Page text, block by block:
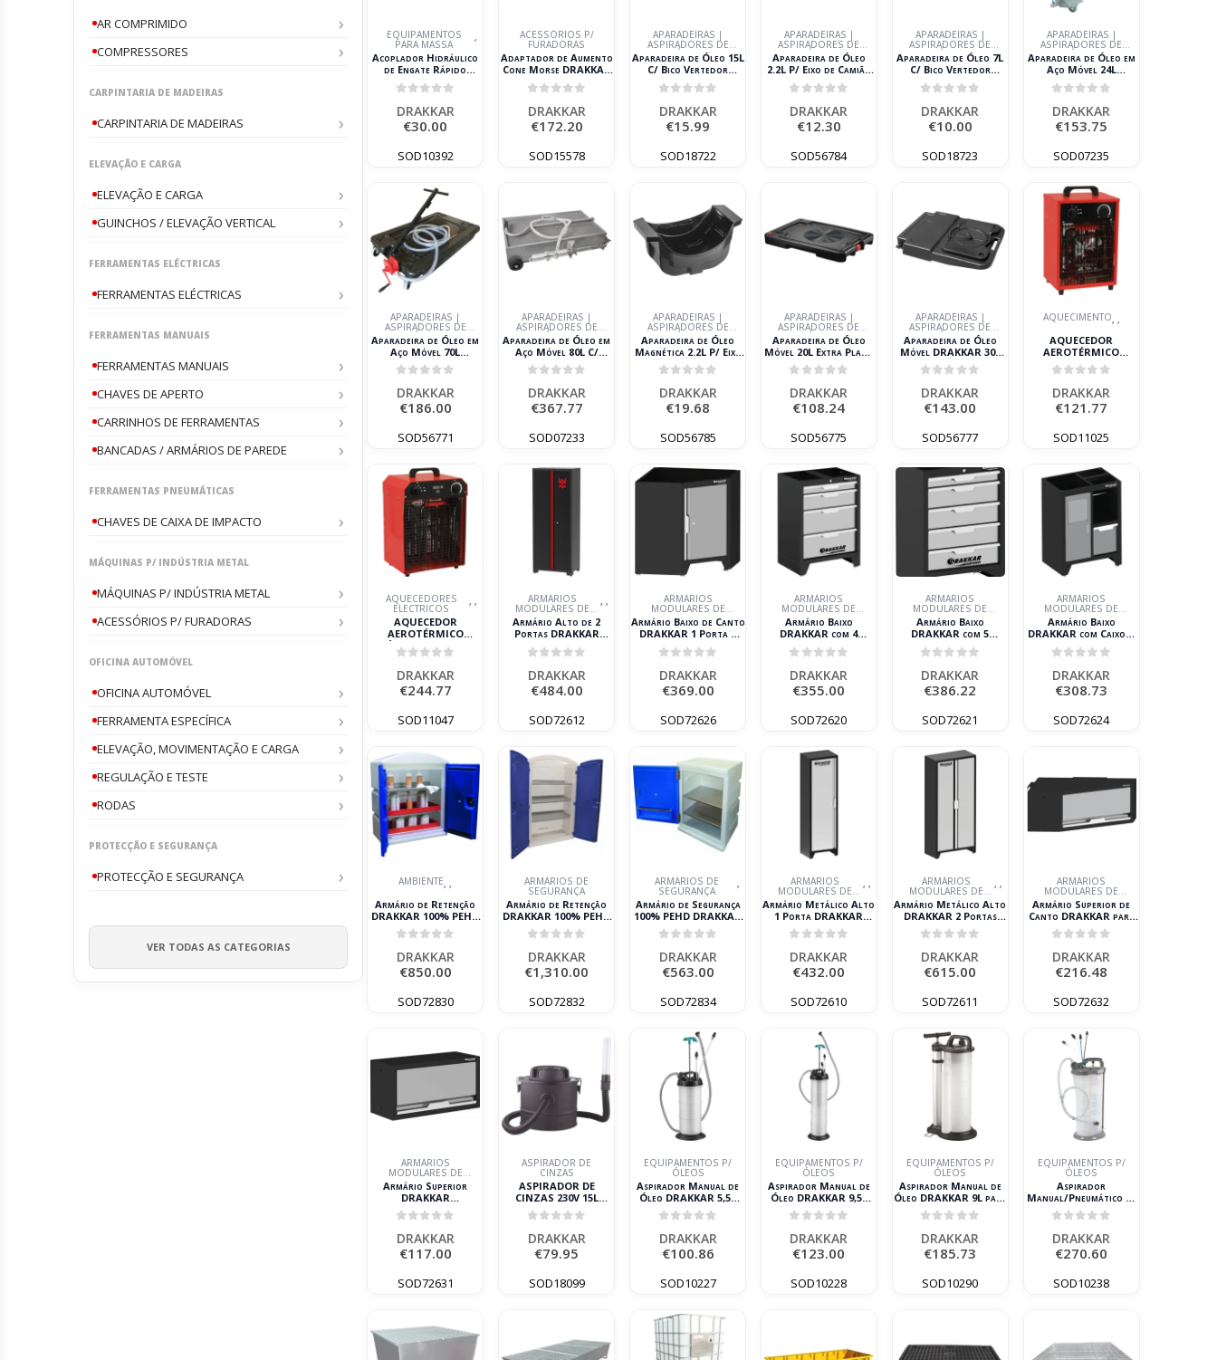
AR COMPRIMIDO
COMPRESSORES
CARPINTARIA DE MADEIRAS
CARPINTARIA DE MADEIRAS
ELEVAÇÃO E CARGA
ELEVAÇÃO E CARGA
GUINCHOS / ELEVAÇÃO VERTICAL
FERRAMENTAS ELÉCTRICAS
FERRAMENTAS ELÉCTRICAS
FERRAMENTAS MANUAIS
FERRAMENTAS MANUAIS
CHAVES DE APERTO
CARRINHOS DE FERRAMENTAS
BANCADAS / ARMÁRIOS DE PAREDE
FERRAMENTAS PNEUMÁTICAS
CHAVES DE CAIXA DE IMPACTO
MÁQUINAS P/ INDÚSTRIA METAL
MÁQUINAS P/ INDÚSTRIA METAL
ACESSÓRIOS P/ FURADORAS
OFICINA AUTOMÓVEL
OFICINA AUTOMÓVEL
FERRAMENTA ESPECÍFICA
ELEVAÇÃO, MOVIMENTAÇÃO E CARGA
REGULAÇÃO E TESTE
RODAS
PROTECÇÃO E SEGURANÇA
PROTECÇÃO E SEGURANÇA
VER TODAS AS CATEGORIAS
EQUIPAMENTOS
PARA MASSA
,
Acoplador Hidráulico
de Engate Rápido
DRAKKAR M10 550 Bar
Blister
DRAKKAR
€30.00
SOD10392
ACESSÓRIOS P/
FURADORAS
Adaptador de Aumento
Cone Morse DRAKKAR
CM3/CM4 para
Engenho de Furar
DRAKKAR
€172.20
SOD15578
APARADEIRAS |
ASPIRADORES DE
ÓLEO
Aparadeira de Óleo 15L
C/ Bico Vertedor
DRAKKAR
DRAKKAR
€15.99
SOD18722
APARADEIRAS |
ASPIRADORES DE
ÓLEO
Aparadeira de Óleo
2.2L P/ Eixo de Camião
DRAKKAR
DRAKKAR
€12.30
SOD56784
APARADEIRAS |
ASPIRADORES DE
ÓLEO
Aparadeira de Óleo 7L
C/ Bico Vertedor
DRAKKAR
DRAKKAR
€10.00
SOD18723
APARADEIRAS |
ASPIRADORES DE
ÓLEO
Aparadeira de Óleo em
Aço Móvel 24L
DRAKKAR
DRAKKAR
€153.75
SOD07235
APARADEIRAS |
ASPIRADORES DE
ÓLEO
Aparadeira de Óleo em
Aço Móvel 70L
DRAKKAR
DRAKKAR
€186.00
SOD56771
APARADEIRAS |
ASPIRADORES DE
ÓLEO
Aparadeira de Óleo em
Aço Móvel 80L C/
Bomba Pneumática
DRAKKAR
DRAKKAR
€367.77
SOD07233
APARADEIRAS |
ASPIRADORES DE
ÓLEO
Aparadeira de Óleo
Magnética 2.2L P/ Eixo
de Camião DRAKKAR
DRAKKAR
€19.68
SOD56785
APARADEIRAS |
ASPIRADORES DE
ÓLEO
Aparadeira de Óleo
Móvel 20L Extra Plana
DRAKKAR
DRAKKAR
€108.24
SOD56775
APARADEIRAS |
ASPIRADORES DE
ÓLEO
Aparadeira de Óleo
Móvel DRAKKAR 30L
935x730x155mm
DRAKKAR
€143.00
SOD56777
AQUECIMENTO, ,
AQUECEDOR
AEROTÉRMICO
ELÉTRICO 230V
1,7/3,3KW DRAKKAR
DRAKKAR
€121.77
SOD11025
AQUECEDORES
ELECTRICOS
,,
AQUECEDOR
AEROTÉRMICO
ELÉTRICO 400V 9KW
DRAKKAR
DRAKKAR
€244.77
SOD11047
ARMÁRIOS
MODULARES DE
OFICINA
,,
Armário Alto de 2
Portas DRAKKAR
750x470x1920mm
DRAKKAR
€484.00
SOD72612
ARMÁRIOS
MODULARES DE
OFICINA
Armário Baixo de Canto
DRAKKAR 1 Porta 1
Prateleira
940x940x987mm
DRAKKAR
€369.00
SOD72626
ARMÁRIOS
MODULARES DE
OFICINA
Armário Baixo
DRAKKAR com 4
Gavetas 680x458x987mm
150kg
DRAKKAR
€355.00
SOD72620
ARMÁRIOS
MODULARES DE
OFICINA
Armário Baixo
DRAKKAR com 5
Gavetas para
Mobiliário de Oficina
680x458x987mm
DRAKKAR
€386.22
SOD72621
ARMÁRIOS
MODULARES DE
OFICINA
Armário Baixo
DRAKKAR com Caixote
e Suporte para Rolo
680x458x987mm
DRAKKAR
€308.73
SOD72624
AMBIENTE,,
Armário de Retenção
DRAKKAR 100% PEHD
2 Prateleiras Inox para
Corrosivos
DRAKKAR
€850.00
SOD72830
ARMÁRIOS DE
SEGURANÇA
Armário de Retenção
DRAKKAR 100% PEHD
com 3 Prateleiras Inox
DRAKKAR
€1,310.00
SOD72832
ARMÁRIOS DE
SEGURANÇA
,
Armário de Segurança
100% PEHD DRAKKAR
com Prateleiras Inox
para Corrosivos
DRAKKAR
€563.00
SOD72834
ARMÁRIOS
MODULARES DE
OFICINA
, ,
Armário Metálico Alto
1 Porta DRAKKAR
600x458x2000mm
DRAKKAR
€432.00
SOD72610
ARMÁRIOS
MODULARES DE
OFICINA
, ,
Armário Metálico Alto
DRAKKAR 2 Portas
915x458x2000mm
DRAKKAR
€615.00
SOD72611
ARMÁRIOS
MODULARES DE
OFICINA
Armário Superior de
Canto DRAKKAR para
Mobiliário de Oficina
865x281x350mm
DRAKKAR
€216.48
SOD72632
ARMÁRIOS
MODULARES DE
OFICINA
Armário Superior
DRAKKAR
680x281x350mm 15kg
DRAKKAR
€117.00
SOD72631
ASPIRADOR DE
CINZAS
ASPIRADOR DE
CINZAS 230V 15L
DRAKKAR
DRAKKAR
€79.95
SOD18099
EQUIPAMENTOS P/
ÓLEOS
Aspirador Manual de
Óleo DRAKKAR 5,5L
para Mudança de Óleo
DRAKKAR
€100.86
SOD10227
EQUIPAMENTOS P/
ÓLEOS
Aspirador Manual de
Óleo DRAKKAR 9,5L
para Mudança de Óleo
DRAKKAR
€123.00
SOD10228
EQUIPAMENTOS P/
ÓLEOS
Aspirador Manual de
Óleo DRAKKAR 9L para
Mudança de Óleo
DRAKKAR
€185.73
SOD10290
EQUIPAMENTOS P/
ÓLEOS
Aspirador
Manual/Pneumático de
Óleo DRAKKAR 9,5L
para Mudança de Óleo
DRAKKAR
€270.60
SOD10238